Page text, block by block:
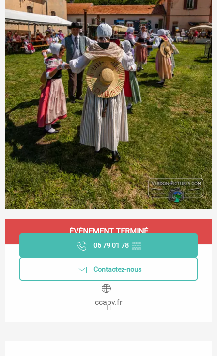
Ouverture et coordonnées
ÉVÉNEMENT TERMINÉ
06 79 01 78 ▒▒
Contactez-nous
ccapv.fr